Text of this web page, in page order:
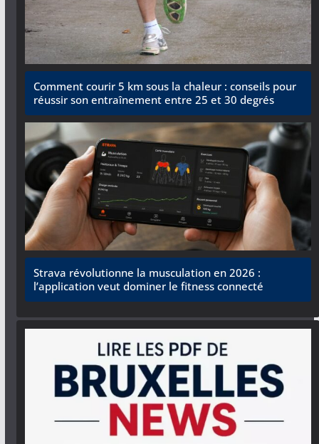
Comment courir 5 km sous la chaleur : conseils pour
réussir son entraînement entre 25 et 30 degrés
Strava révolutionne la musculation en 2026 :
l’application veut dominer le fitness connecté